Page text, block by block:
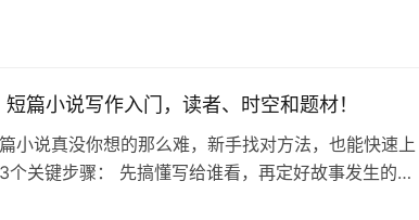
篇小说写作入门，读者、时空和题材！
小说真没你想的那么难，新手找对方法，也能快速上
关键步骤： 先搞懂写给谁看，再定好故事发生的时